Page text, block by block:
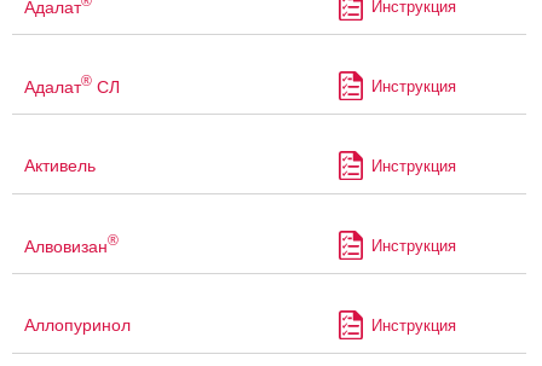
Адалат Инструкция
Адалат® СЛ Инструкция
Активель Инструкция
Алвовизан® Инструкция
Аллопуринол Инструкция